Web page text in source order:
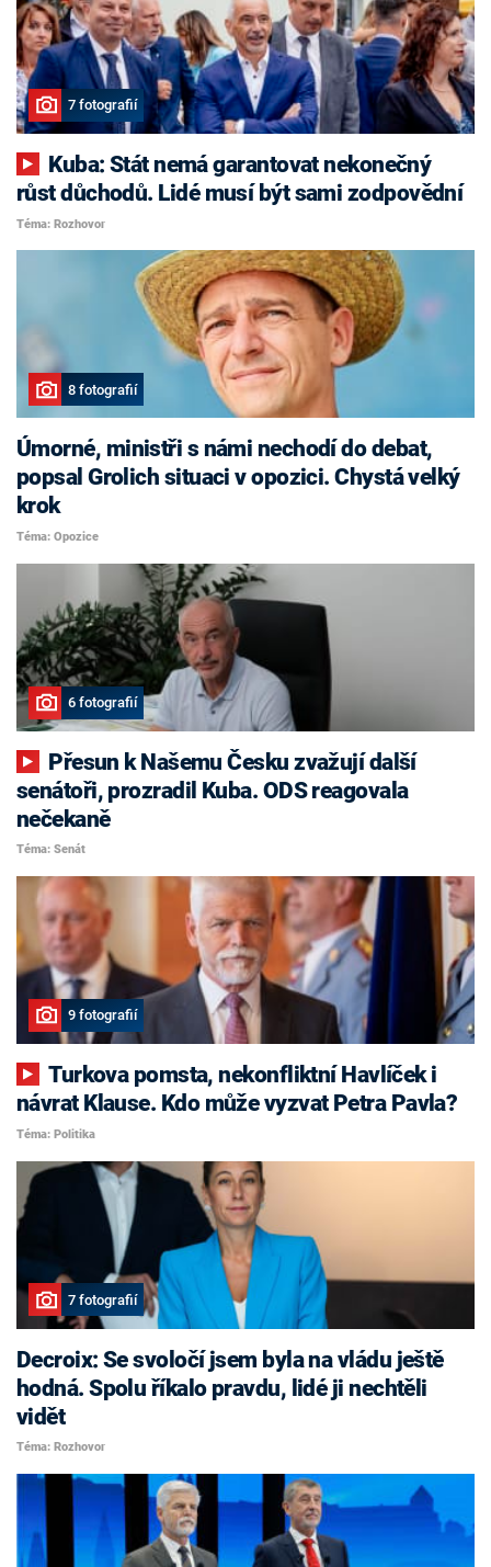
7 fotografií
růst důchodů. Lidé musí být sami zodpovědní
Téma: Rozhovor
8 fotografií
Úmorné, ministři s námi nechodí do debat,
popsal Grolich situaci v opozici. Chystá velký
krok
Téma: Opozice
6 fotografií
senátoři, prozradil Kuba. ODS reagovala
nečekaně
Téma: Senát
9 fotografií
Turkova pomsta, nekonfliktní Havlíček i
návrat Klause. Kdo může vyzvat Petra Pavla?
Téma: Politika
7 fotografií
Decroix: Se svoločí jsem byla na vládu ještě
hodná. Spolu říkalo pravdu, lidé ji nechtěli
vidět
Téma: Rozhovor